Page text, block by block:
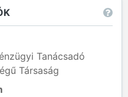
Tanácsadó
Társaság